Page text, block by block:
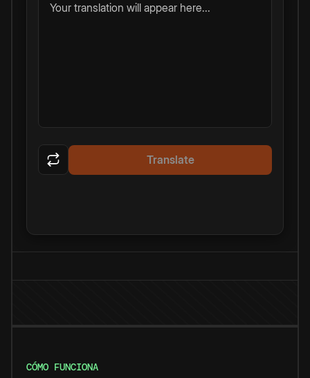
Your translation will appear here...
Translate
CÓMO FUNCIONA